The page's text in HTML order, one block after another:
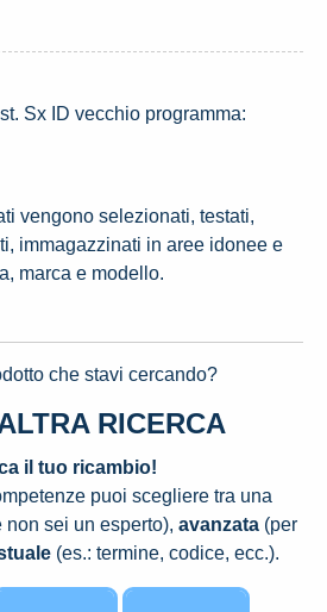
Sx ID vecchio programma:
vengono selezionati, testati,
immagazzinati in aree idonee e
marca e modello.
che stavi cercando?
RICERCA
il tuo ricambio!
puoi scegliere tra una
non sei un esperto), avanzata (per
(es.: termine, codice, ecc.).